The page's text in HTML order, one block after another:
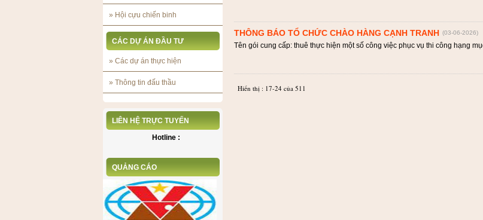
» Hội cựu chiến binh
CÁC DỰ ÁN ĐẦU TƯ
» Các dự án thực hiện
» Thông tin đấu thầu
LIÊN HỆ TRỰC TUYẾN
Hotline :
QUẢNG CÁO
THÔNG BÁO TỔ CHỨC CHÀO HÀNG CẠNH TRANH (03-06-2026)
Tên gói cung cấp: thuê thực hiện một số công việc phục vụ thi công hạng
Hiển thị : 17-24 của 511